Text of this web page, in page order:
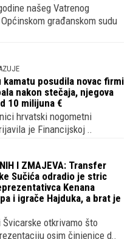
rezidenciju na Murteru
našeg Vatrenog
građanskom sudu
uz golemu kamatu
firmi s kapitalom od 1 €
nakon stečaja, njegova za
milijuna €
hrvatski nogometni
je Financijskoj ..